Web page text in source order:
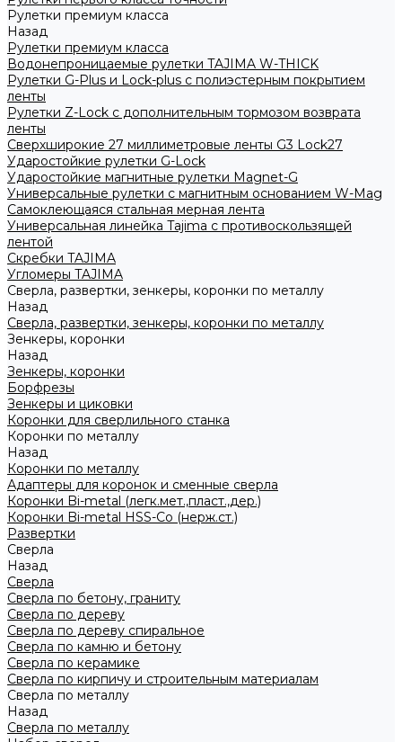
Рулетки премиум класса
Назад
Рулетки премиум класса
Водонепроницаемые рулетки TAJIMA W-THICK
Рулетки G-Plus и Lock-plus с полиэстерным покрытием
ленты
Рулетки Z-Lock с дополнительным тормозом возврата
ленты
Сверхширокие 27 миллиметровые ленты G3 Lock27
Ударостойкие рулетки G-Lock
Ударостойкие магнитные рулетки Magnet-G
Универсальные рулетки с магнитным основанием W-Mag
Самоклеющаяся стальная мерная лента
Универсальная линейка Tajima с противоскользящей
лентой
Скребки TAJIMA
Угломеры TAJIMA
Сверла, развертки, зенкеры, коронки по металлу
Назад
Сверла, развертки, зенкеры, коронки по металлу
Зенкеры, коронки
Назад
Зенкеры, коронки
Борфрезы
Зенкеры и циковки
Коронки для сверлильного станка
Коронки по металлу
Назад
Коронки по металлу
Адаптеры для коронок и сменные сверла
Коронки Bi-metal (легк.мет.,пласт.,дер.)
Коронки Bi-metal HSS-Co (нерж.ст.)
Развертки
Сверла
Назад
Сверла
Сверла по бетону, граниту
Сверла по дереву
Сверла по дереву спиральное
Сверла по камню и бетону
Сверла по керамике
Сверла по кирпичу и строительным материалам
Сверла по металлу
Назад
Сверла по металлу